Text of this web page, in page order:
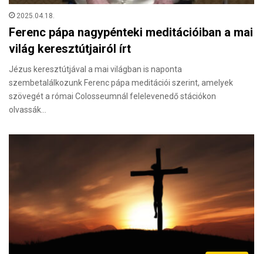
2025.04.18.
Ferenc pápa nagypénteki meditációiban a mai
világ keresztútjairól írt
Jézus keresztútjával a mai világban is naponta
szembetalálkozunk Ferenc pápa meditációi szerint, amelyek
szövegét a római Colosseumnál felelevenedő stációkon
olvassák…